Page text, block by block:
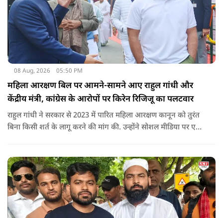
08 Aug, 2026 05:50 PM
महिला आरक्षण बिल पर आमने-सामने आए राहुल गांधी और
केंद्रीय मंत्री, कांग्रेस के आरोपों पर किरेन रिजिजू का पलटवार
राहुल गांधी ने सरकार से 2023 में पारित महिला आरक्षण कानून को तुरंत
बिना किसी शर्त के लागू करने की मांग की. उन्होंने सोशल मीडिया पर एक